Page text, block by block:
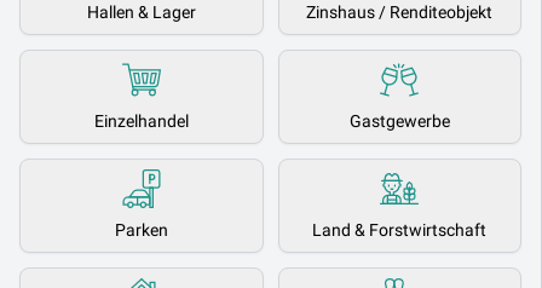
Hallen & Lager Zinshaus / Renditeobjekt
Einzelhandel Gastgewerbe
Parken Land & Forstwirtschaft